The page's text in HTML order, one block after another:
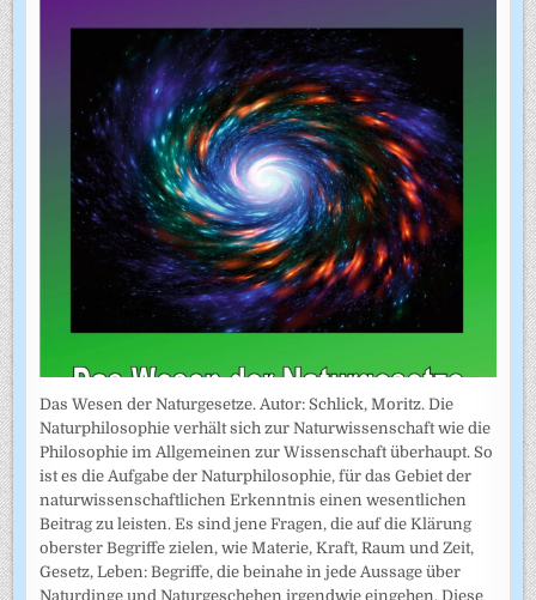
Das Wesen der Naturgesetze. Autor: Schlick, Moritz. Die
Naturphilosophie verhält sich zur Naturwissenschaft wie die
Philosophie im Allgemeinen zur Wissenschaft überhaupt. So
ist es die Aufgabe der Naturphilosophie, für das Gebiet der
naturwissenschaftlichen Erkenntnis einen wesentlichen
Beitrag zu leisten. Es sind jene Fragen, die auf die Klärung
oberster Begriffe zielen, wie Materie, Kraft, Raum und Zeit,
Gesetz, Leben: Begriffe, die beinahe in jede Aussage über
Naturdinge und Naturgeschehen irgendwie eingehen. Diese